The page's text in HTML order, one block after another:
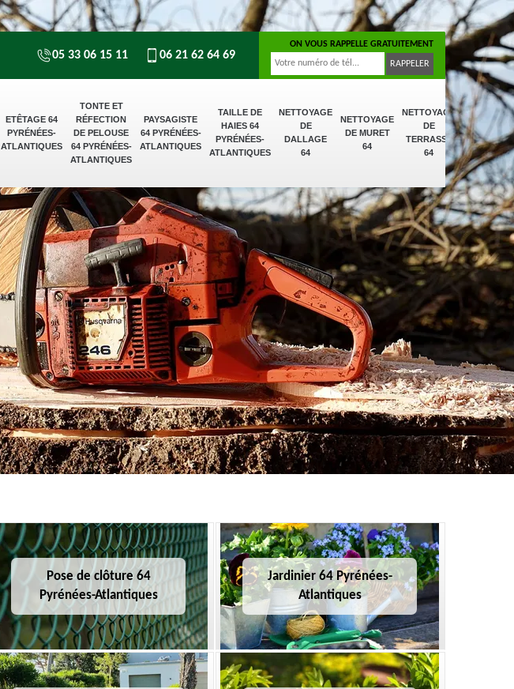
ETÊTAGE 64
PYRÉNÉES-
ATLANTIQUES
TONTE ET
RÉFECTION
DE PELOUSE
64 PYRÉNÉES-
ATLANTIQUES
PAYSAGISTE
64 PYRÉNÉES-
ATLANTIQUES
TAILLE DE
HAIES 64
PYRÉNÉES-
ATLANTIQUES
NETTOYAGE
DE
DALLAGE
64
NETTOYAGE
DE MURET
64
NETTOYAGE
DE
TERRASSE
64
05 33 06 15 11 06 21 62 64 69
ON VOUS RAPPELLE GRATUITEMENT
Pose de clôture 64
Pyrénées-Atlantiques
Jardinier 64 Pyrénées-
Atlantiques